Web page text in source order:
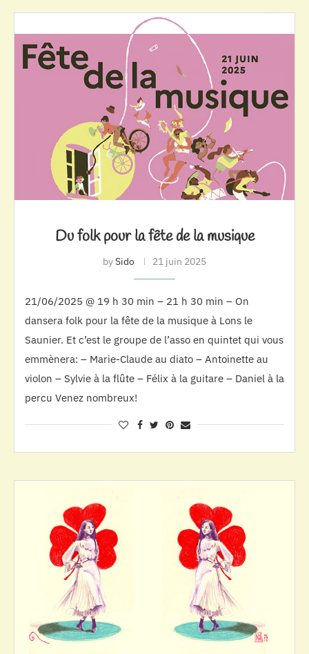
Du folk pour la fête de la musique
bySido 21 juin 2025
21/06/2025 @ 19 h 30 min – 21 h 30 min – On
dansera folk pour la fête de la musique à Lons le
Saunier. Et c’est le groupe de l’asso en quintet qui vous
emmènera: – Marie-Claude au diato – Antoinette au
violon – Sylvie à la flûte – Félix à la guitare – Daniel à la
percu Venez nombreux!